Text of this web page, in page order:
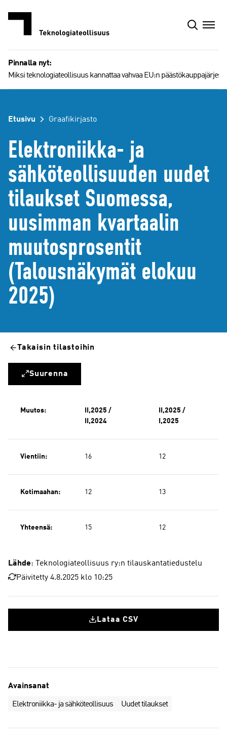
Pinnalla nyt:
Miksi teknologiateollisuus kannattaa vahvaa EU:n
Etusivu Graafikirjasto
Elektroniikka- ja
sähköteollisuuden uudet
tilaukset Suomessa,
uusimman kvartaalin
muutosprosentit
(Talousnäkymät elokuu
2025)
Takaisin tilastoihin
Suurenna
Muutos:
II,2025 /
II,2024
II,2025 /
I,2025
Vientiin: 16 12
Kotimaahan: 12 13
Yhteensä: 15 12
Lähde: Teknologiateollisuus ry:n tilauskantatiedustelu
Päivitetty 4.8.2025 klo 10:25
Lataa CSV
Avainsanat
Elektroniikka- ja sähköteollisuus Uudet tilaukset